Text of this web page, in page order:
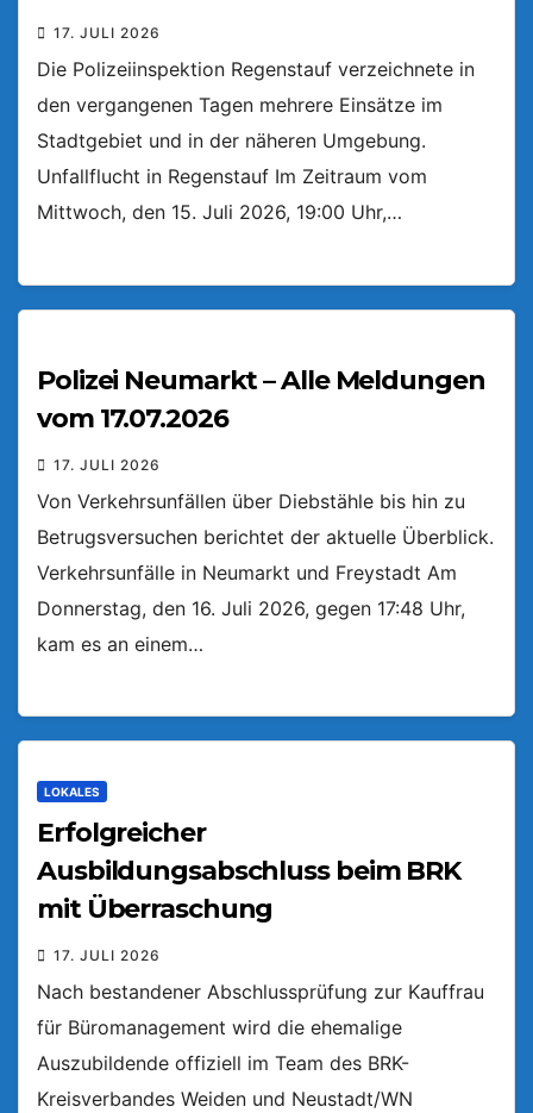
17. JULI 2026
Die Polizeiinspektion Regenstauf verzeichnete in
den vergangenen Tagen mehrere Einsätze im
Stadtgebiet und in der näheren Umgebung.
Unfallflucht in Regenstauf Im Zeitraum vom
Mittwoch, den 15. Juli 2026, 19:00 Uhr,…
Polizei Neumarkt – Alle Meldungen
vom 17.07.2026
17. JULI 2026
Von Verkehrsunfällen über Diebstähle bis hin zu
Betrugsversuchen berichtet der aktuelle Überblick.
Verkehrsunfälle in Neumarkt und Freystadt Am
Donnerstag, den 16. Juli 2026, gegen 17:48 Uhr,
kam es an einem…
LOKALES
Erfolgreicher
Ausbildungsabschluss beim BRK
mit Überraschung
17. JULI 2026
Nach bestandener Abschlussprüfung zur Kauffrau
für Büromanagement wird die ehemalige
Auszubildende offiziell im Team des BRK-
Kreisverbandes Weiden und Neustadt/WN